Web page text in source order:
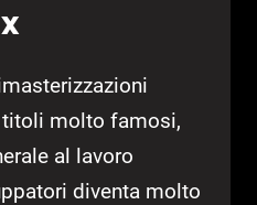
molto famosi,
al lavoro
diventa molto